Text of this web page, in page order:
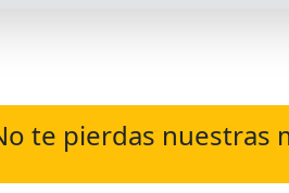
te pierdas nuestras